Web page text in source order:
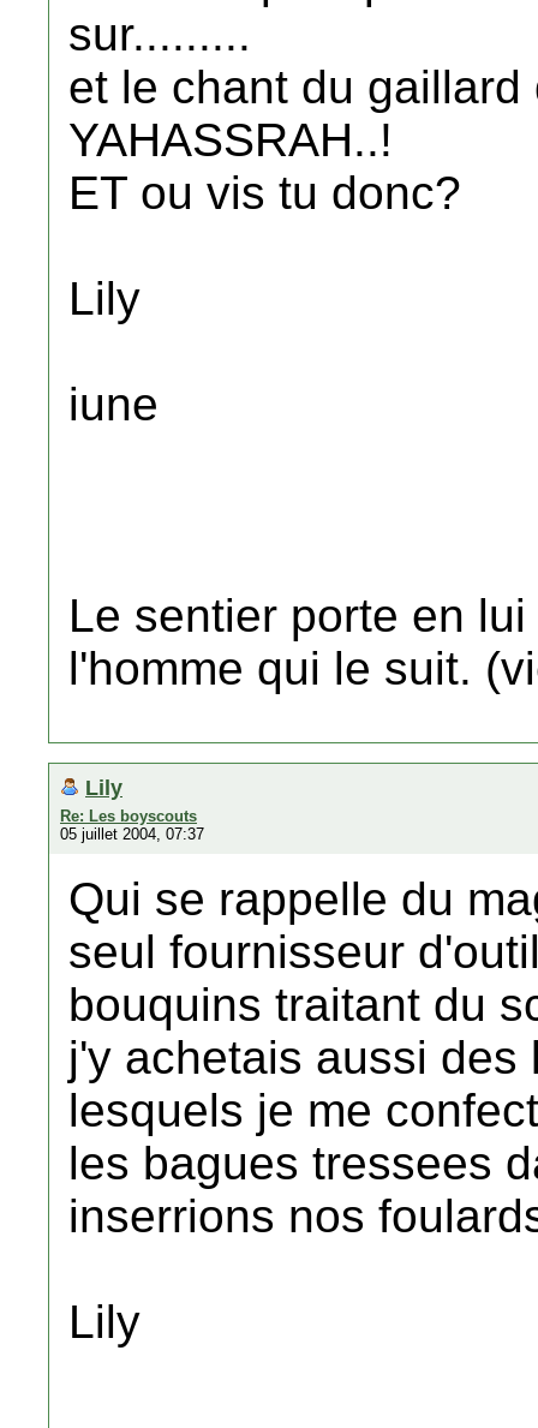
sur.........
et le chant du
YAHASSRAH..!
ET ou vis tu donc?
Lily
iune
Le sentier porte en
l'homme qui le suit.
Lily
Re: Les boyscouts
05 juillet 2004, 07:37
Qui se rappelle du
seul fournisseur
bouquins traitant du
j'y achetais aussi
lesquels je me
les bagues tressees
inserrions nos
Lily